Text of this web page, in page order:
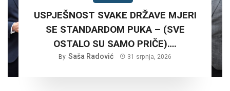
USPJEŠNOST SVAKE DRŽAVE MJERI
SE STANDARDOM PUKA – (SVE
OSTALO SU SAMO PRIČE)….
By Saša Radović 31 srpnja, 2026